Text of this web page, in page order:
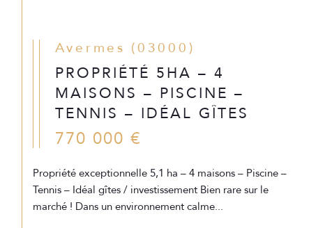
Avermes (03000)
PROPRIÉTÉ 5HA – 4
MAISONS – PISCINE –
TENNIS – IDÉAL GÎTES
770 000 €
Propriété exceptionnelle 5,1 ha – 4 maisons – Piscine –
Tennis – Idéal gîtes / investissement Bien rare sur le
marché ! Dans un environnement calme...